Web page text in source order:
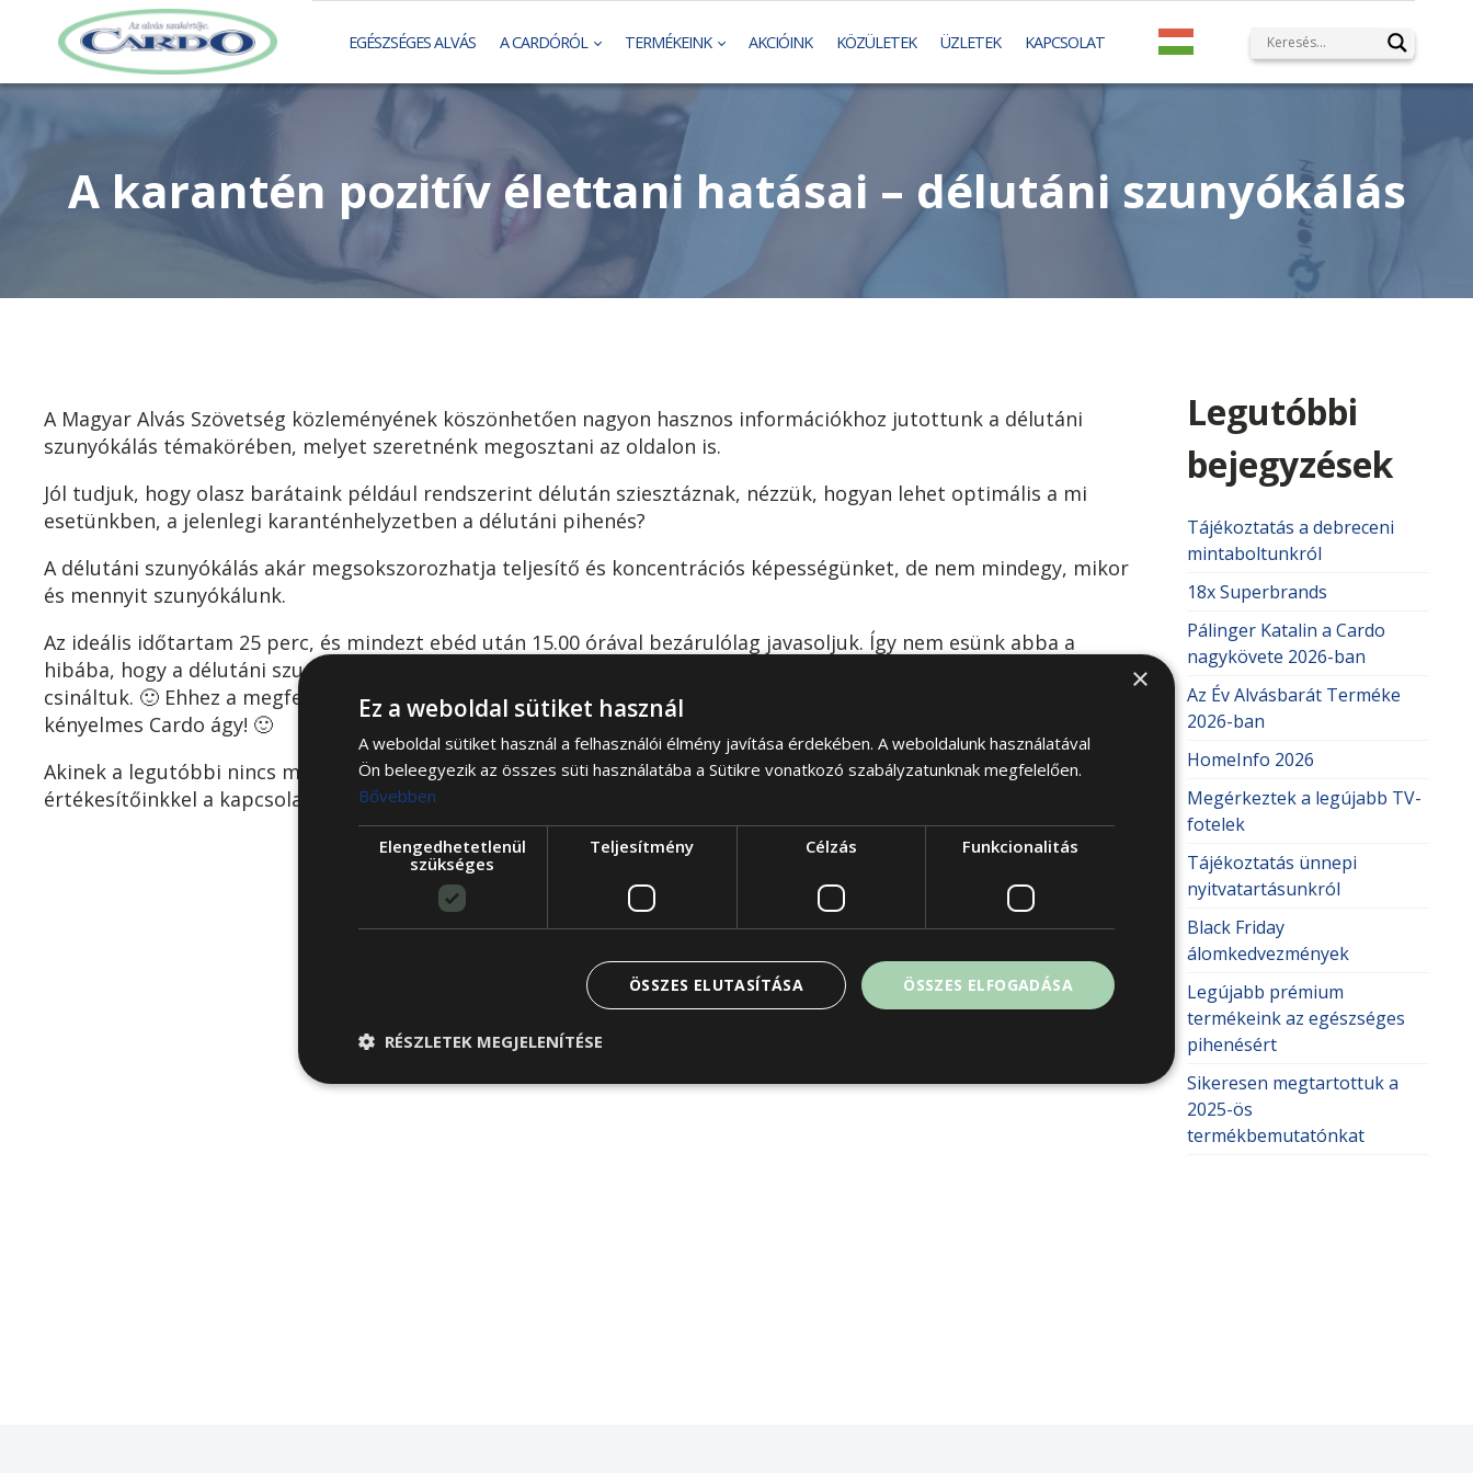
EGÉSZSÉGES ALVÁS A CARDÓRÓL TERMÉKEINK AKCIÓINK KÖZÜLETEK ÜZLETEK KAPCSOLAT
A karantén pozitív élettani hatásai – délutáni szunyókálás
A Magyar Alvás Szövetség közleményének köszönhetően nagyon hasznos információkhoz jutottunk a délutáni
szunyókálás témakörében, melyet szeretnénk megosztani az oldalon is.
Jól tudjuk, hogy olasz barátaink például rendszerint délután sziesztáznak, nézzük, hogyan lehet optimális a mi
esetünkben, a jelenlegi karanténhelyzetben a délutáni pihenés?
A délutáni szunyókálás akár megsokszorozhatja teljesítő és koncentrációs képességünket, de nem mindegy, mikor
és mennyit szunyókálunk.
Az ideális időtartam 25 perc, és mindezt ebéd után 15.00 órával bezárulólag javasoljuk. Így nem esünk abba a
hibába, hogy a délutáni szundítást követően éjjel nem tudunk aludni, mert sokat aludtunk, vagy mindezt későn
csináltuk. 🙂 Ehhez a megfelelő körülmények biztosítása szükséges: csend, nyugalom no és egy hihetetlenül
kényelmes Cardo ágy! 🙂
Akinek a legutóbbi nincs még szunditárában, az látogasson elbemutatótermeink egyikébe vagy vegyék fel
értékesítőinkkel a kapcsolatot weboldalunkon akciós ajánlatainkkal kapcsolatban:
Legutóbbi
bejegyzések
Tájékoztatás a debreceni
mintaboltunkról
18x Superbrands
Pálinger Katalin a Cardo
nagykövete 2026-ban
Az Év Alvásbarát Terméke
2026-ban
HomeInfo 2026
Megérkeztek a legújabb TV-
fotelek
Tájékoztatás ünnepi
nyitvatartásunkról
Black Friday
álomkedvezmények
Legújabb prémium
termékeink az egészséges
pihenésért
Sikeresen megtartottuk a
2025-ös
termékbemutatónkat
×
Ez a weboldal sütiket használ
A weboldal sütiket használ a felhasználói élmény javítása érdekében. A weboldalunk használatával
Ön beleegyezik az összes süti használatába a Sütikre vonatkozó szabályzatunknak megfelelően.
Bővebben
Elengedhetetlenül
szükséges
Teljesítmény Célzás Funkcionalitás
ÖSSZES ELFOGADÁSA
ÖSSZES ELUTASÍTÁSA
RÉSZLETEK MEGJELENÍTÉSE